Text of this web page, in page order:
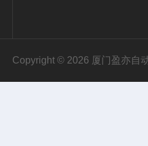
Copyright © 2026 厦门盈亦自